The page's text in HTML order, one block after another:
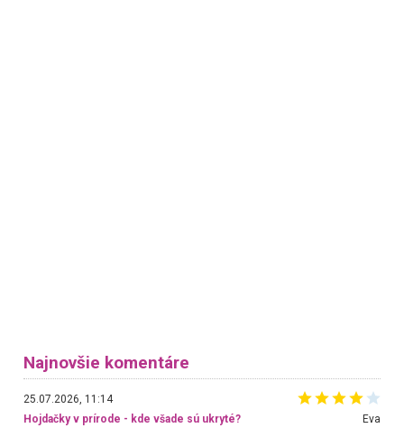
Najnovšie komentáre
25.07.2026, 11:14
Hojdačky v prírode - kde všade sú ukryté?
Eva